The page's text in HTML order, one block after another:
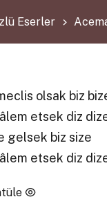
Eserler
olsak biz
etsek diz
gelsek biz size
etsek diz